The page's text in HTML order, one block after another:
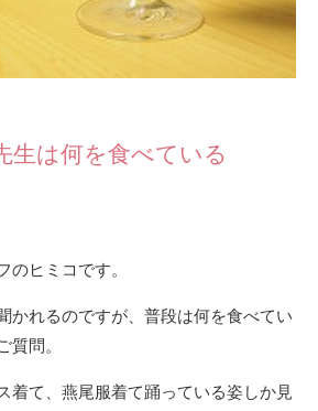
生は何を食べている
ヒミコです。
かれるのですが、普段は何を食べてい
質問。
着て、燕尾服着て踊っている姿しか見